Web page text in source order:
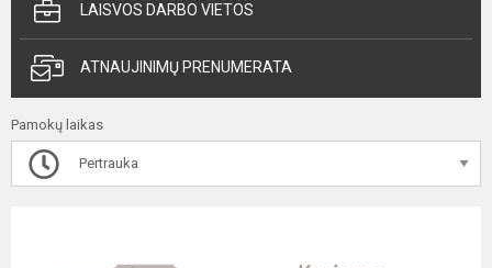
LAISVOS DARBO VIETOS
ATNAUJINIMŲ PRENUMERATA
Pamokų laikas
Pertrauka